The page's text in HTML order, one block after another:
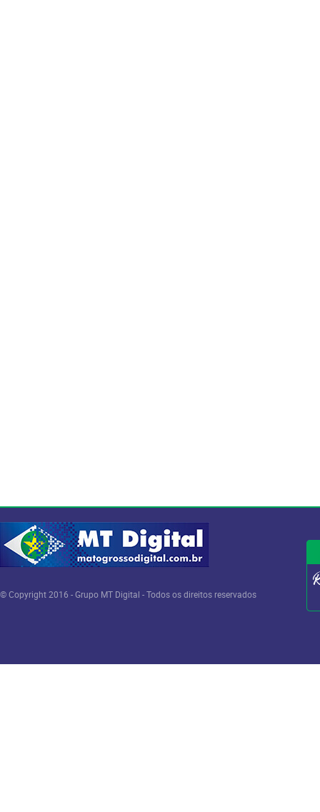
© Copyright 2016 - Grupo MT Digital - Todos os direitos reservados